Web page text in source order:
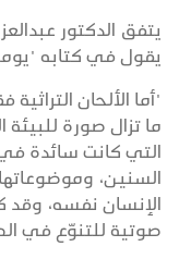
يتفق الدكتور
يقول في كتابه
"أما الألحان
ما تزال صورة للبيئة
التي كانت سائدة
السنين،
الإنسان نفسه، وقد
صوتية للتنوّع في